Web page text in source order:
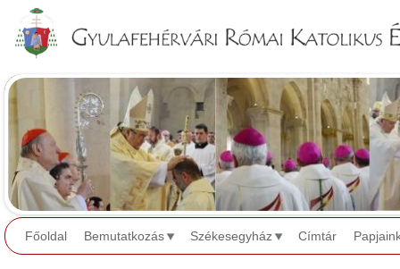
Főoldal Bemutatkozás Székesegyház Címtár